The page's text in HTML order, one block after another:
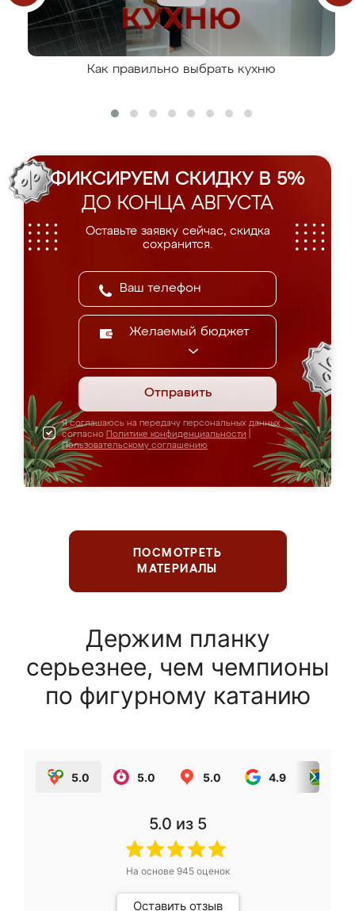
Как правильно выбрать кухню
ФИКСИРУЕМ СКИДКУ В 5%
ДО КОНЦА АВГУСТА
Оставьте заявку сейчас, скидка
сохранится.
Желаемый бюджет
Отправить
Я соглашаюсь на передачу персональных данных
согласно Политике конфиденциальности
Пользовательскому соглашению
ПОСМОТРЕТЬ
МАТЕРИАЛЫ
Держим планку
серьезнее, чем чемпионы
по фигурному катанию
5.0 5.0 5.0 4.9
5.0 из 5
На основе 945оценок
Оставить отзыв